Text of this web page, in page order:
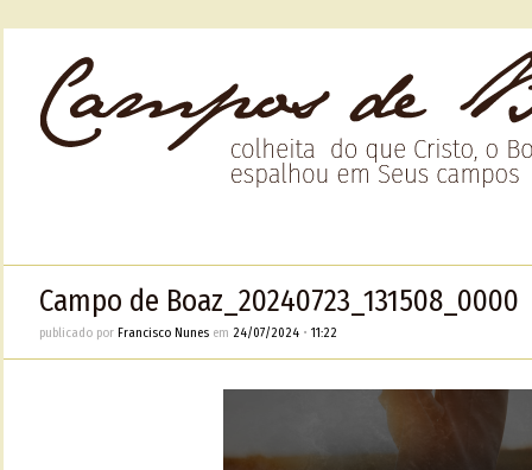
Campo de Boaz_20240723_131508_0000
publicado por Francisco Nunesem 24/07/2024• 11:22